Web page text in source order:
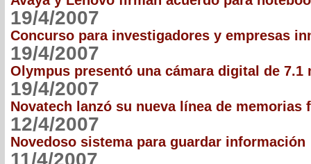
19/4/2007
Concurso para investigadores y empresas
19/4/2007
Olympus presentó una cámara digital de 7.1
19/4/2007
Novatech lanzó su nueva línea de memorias
12/4/2007
Novedoso sistema para guardar información
11/4/2007